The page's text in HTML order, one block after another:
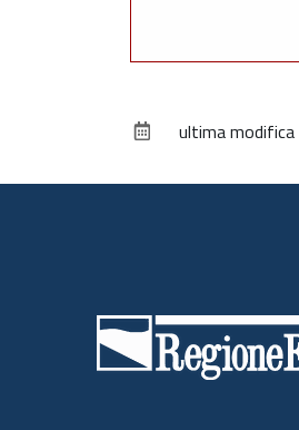
ultima modifica